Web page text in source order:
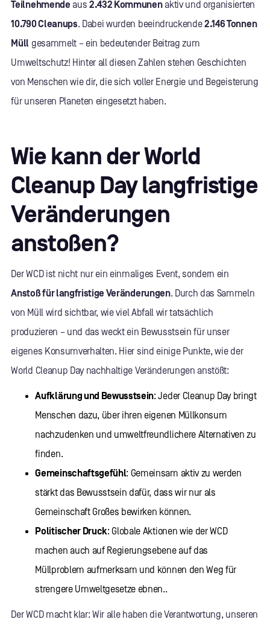
Teilnehmende aus2.432 Kommunenaktiv und organisierten
10.790 Cleanups. Dabei wurden beeindruckende2.146 Tonnen
Müll gesammelt – ein bedeutender Beitrag zum
Umweltschutz! Hinter all diesen Zahlen stehen Geschichten
von Menschen wie dir, die sich voller Energie und Begeisterung
für unseren Planeten eingesetzt haben.
Wie kann der World
Cleanup Day langfristige
Veränderungen
anstoßen?
Der WCD ist nicht nur ein einmaliges Event, sondern ein
Anstoß für langfristige Veränderungen. Durch das Sammeln
von Müll wird sichtbar, wie viel Abfall wir tatsächlich
produzieren – und das weckt ein Bewusstsein für unser
eigenes Konsumverhalten. Hier sind einige Punkte, wie der
World Cleanup Day nachhaltige Veränderungen anstößt:
Aufklärung und Bewusstsein: Jeder Cleanup Day bringt
Menschen dazu, über ihren eigenen Müllkonsum
nachzudenken und umweltfreundlichere Alternativen zu
finden.
Gemeinschaftsgefühl: Gemeinsam aktiv zu werden
stärkt das Bewusstsein dafür, dass wir nur als
Gemeinschaft Großes bewirken können.
Politischer Druck: Globale Aktionen wie der WCD
machen auch auf Regierungsebene auf das
Müllproblem aufmerksam und können den Weg für
strengere Umweltgesetze ebnen..
Der WCD macht klar: Wir alle haben die Verantwortung, unseren